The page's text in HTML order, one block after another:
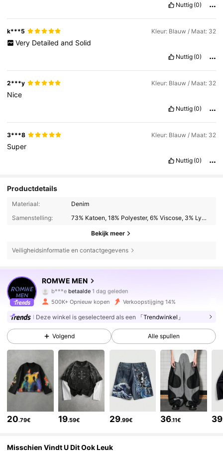
Nuttig (0)
k***5 Kleur: Blauw / Maat: 32
Very Detailed and Solid
Nuttig (0)
2***y Kleur: Blauw / Maat: 32
Nice
Nuttig (0)
3***8 Kleur: Blauw / Maat: 32
Super
Nuttig (0)
Productdetails
Materiaal:
Denim
Samenstelling:
73% Katoen, 18% Polyester, 6% Viscose, 3% Lyocell
Bekijk meer
Veiligheidsinformatie en contactgegevens
ROMWE MEN
4.81
668K Volgers
b***ebetaalde 1 dag geleden
4.81 668K Volgers
4.81 668K Volgers
4.81 668K Volgers
4.81 668K Volgers
668K Volgers
500K+ Opnieuw kopen Verkoopstijging 14%
Deze winkel is geselecteerd als een 「Trendwinkel」
Volgend Alle spullen
20.79€ 19.59€ 29.99€ 36.11€ 39
Misschien Vindt U Dit Ook Leuk